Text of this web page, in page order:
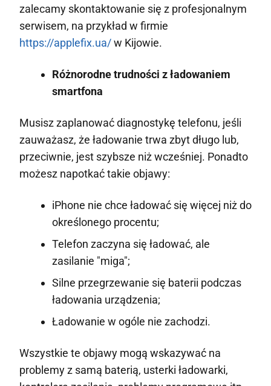
zalecamy skontaktowanie się z profesjonalnym
serwisem, na przykład w firmie
https://applefix.ua/w Kijowie.
Różnorodne trudności z ładowaniem
smartfona
Musisz zaplanować diagnostykę telefonu, jeśli
zauważasz, że ładowanie trwa zbyt długo lub,
przeciwnie, jest szybsze niż wcześniej. Ponadto
możesz napotkać takie objawy:
iPhone nie chce ładować się więcej niż do
określonego procentu;
Telefon zaczyna się ładować, ale
zasilanie "miga";
Silne przegrzewanie się baterii podczas
ładowania urządzenia;
Ładowanie w ogóle nie zachodzi.
Wszystkie te objawy mogą wskazywać na
problemy z samą baterią, usterki ładowarki,